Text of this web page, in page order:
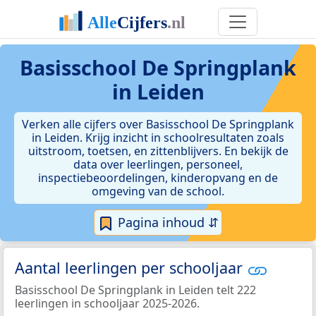
Basisschool De Springplank
in Leiden
Verken alle cijfers over Basisschool De Springplank
in Leiden. Krijg inzicht in schoolresultaten zoals
uitstroom, toetsen, en zittenblijvers. En bekijk de
data over leerlingen, personeel,
inspectiebeoordelingen, kinderopvang en de
omgeving van de school.
Pagina inhoud ⇵
Aantal leerlingen per schooljaar
Basisschool De Springplank in Leiden telt 222
leerlingen in schooljaar 2025-2026.